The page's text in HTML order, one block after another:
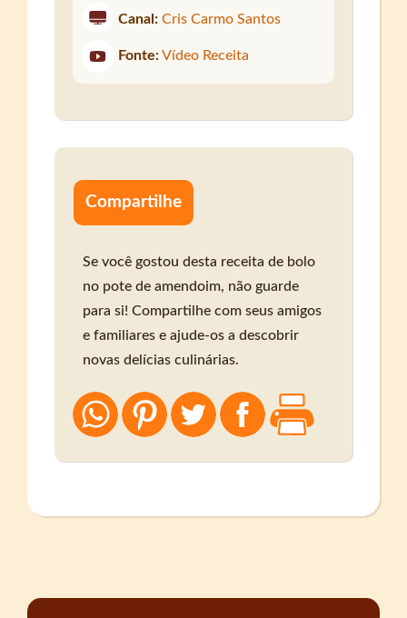
Canal: Cris Carmo Santos
Fonte: Vídeo Receita
Compartilhe
Se você gostou desta receita de bolo
no pote de amendoim, não guarde
para si! Compartilhe com seus amigos
e familiares e ajude-os a descobrir
novas delícias culinárias.